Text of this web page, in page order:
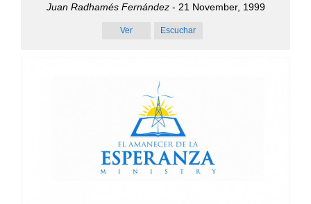
Juan Radhamés Fernández- 21 November, 1999
Ver Escuchar